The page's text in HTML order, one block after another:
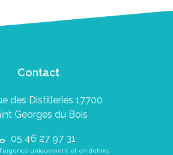
Contact
des Distilleries 17700
Georges du Bois
05 46 27 97 31
uniquement et en dehors